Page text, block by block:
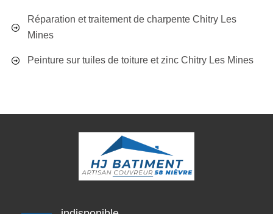
Réparation et traitement de charpente Chitry Les
Mines
Peinture sur tuiles de toiture et zinc Chitry Les Mines